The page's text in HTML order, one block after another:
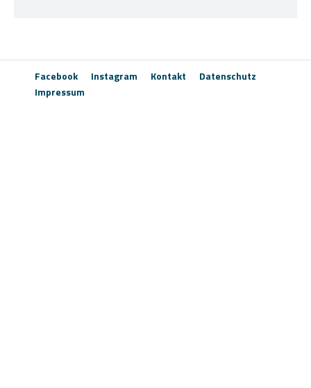
Facebook Instagram Kontakt
Datenschutz
Impressum